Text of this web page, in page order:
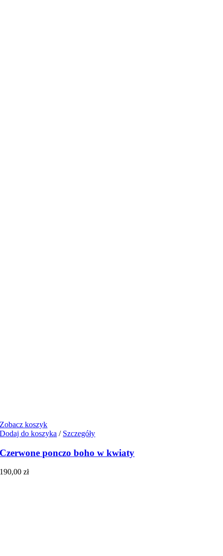
Zobacz koszyk
Dodaj do koszyka / Szczegóły
Czerwone ponczo boho w kwiaty
190,00zł